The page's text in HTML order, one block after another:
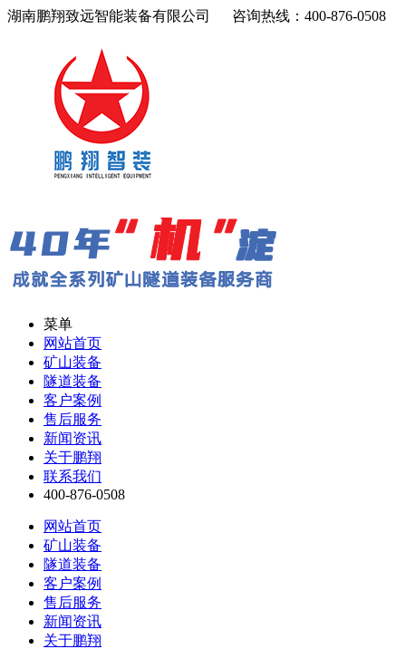
湖南鹏翔致远智能装备有限公司 咨询热线：400-876-0508
菜单
网站首页
矿山装备
隧道装备
客户案例
售后服务
新闻资讯
关于鹏翔
联系我们
400-876-0508
网站首页
矿山装备
隧道装备
客户案例
售后服务
新闻资讯
关于鹏翔